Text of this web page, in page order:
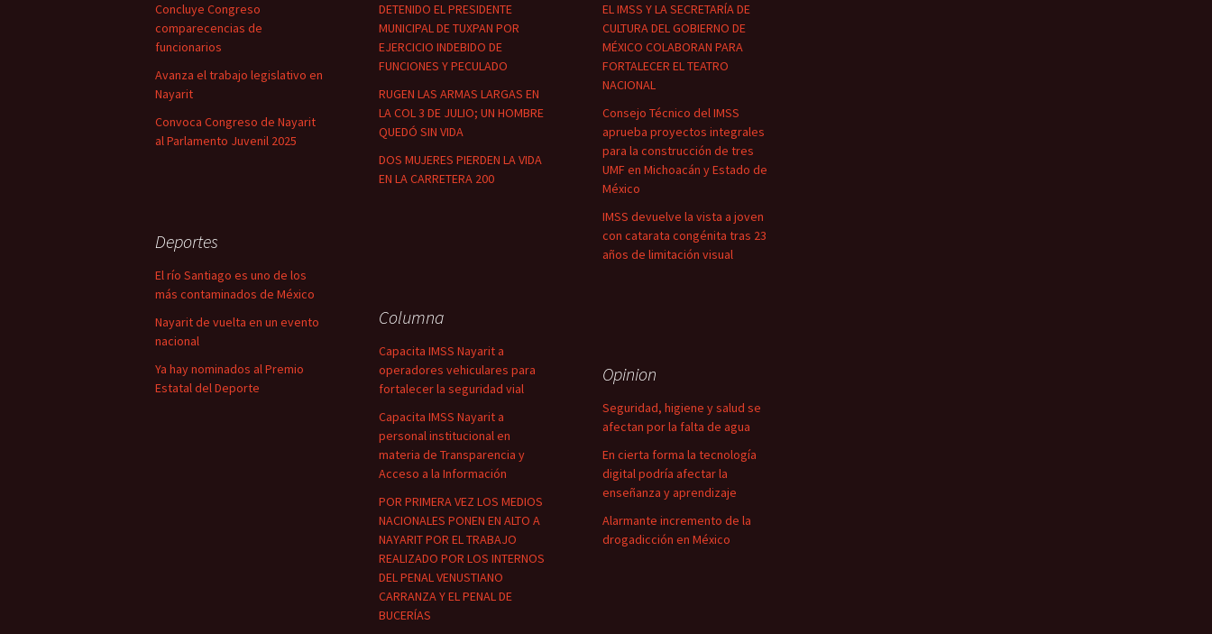
Concluye Congreso
comparecencias de
funcionarios
Avanza el trabajo legislativo en
Nayarit
Convoca Congreso de Nayarit
al Parlamento Juvenil 2025
DETENIDO EL PRESIDENTE
MUNICIPAL DE TUXPAN POR
EJERCICIO INDEBIDO DE
FUNCIONES Y PECULADO
RUGEN LAS ARMAS LARGAS EN
LA COL 3 DE JULIO; UN HOMBRE
QUEDÓ SIN VIDA
DOS MUJERES PIERDEN LA VIDA
EN LA CARRETERA 200
EL IMSS Y LA SECRETARÍA DE
CULTURA DEL GOBIERNO DE
MÉXICO COLABORAN PARA
FORTALECER EL TEATRO
NACIONAL
Consejo Técnico del IMSS
aprueba proyectos integrales
para la construcción de tres
UMF en Michoacán y Estado de
México
IMSS devuelve la vista a joven
con catarata congénita tras 23
años de limitación visual
Deportes
El río Santiago es uno de los
más contaminados de México
Nayarit de vuelta en un evento
nacional
Ya hay nominados al Premio
Estatal del Deporte
Columna
Capacita IMSS Nayarit a
operadores vehiculares para
fortalecer la seguridad vial
Capacita IMSS Nayarit a
personal institucional en
materia de Transparencia y
Acceso a la Información
POR PRIMERA VEZ LOS MEDIOS
NACIONALES PONEN EN ALTO A
NAYARIT POR EL TRABAJO
REALIZADO POR LOS INTERNOS
DEL PENAL VENUSTIANO
CARRANZA Y EL PENAL DE
BUCERÍAS
Opinion
Seguridad, higiene y salud se
afectan por la falta de agua
En cierta forma la tecnología
digital podría afectar la
enseñanza y aprendizaje
Alarmante incremento de la
drogadicción en México